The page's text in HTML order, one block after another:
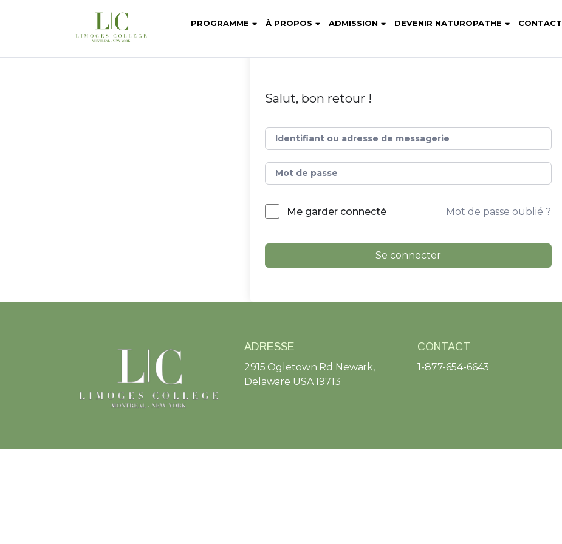
PROGRAMME À PROPOS ADMISSION DEVENIR NATUROPATHE CONTACT
Salut, bon retour !
Me garder connecté Mot de passe oublié ?
Se connecter
ADRESSE
2915 Ogletown Rd Newark,
Delaware USA 19713
CONTACT
1-877-654-6643